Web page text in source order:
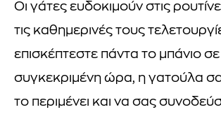
Οι γάτες ευδοκιμούν στις
τις καθημερινές τους
επισκέπτεστε πάντα το μπάνιο σε
συγκεκριμένη ώρα, η γατούλα
το περιμένει και να σας